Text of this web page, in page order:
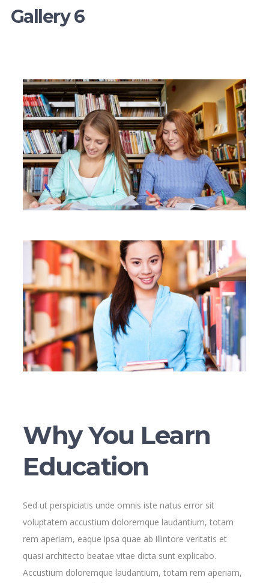
Gallery 6
Why You Learn
Education
Sed ut perspiciatis unde omnis iste natus error sit
voluptatem accustium doloremque laudantium, totam
rem aperiam, eaque ipsa quae ab illintore veritatis et
quasi architecto beatae vitae dicta sunt explicabo.
Accustium doloremque laudantium, totam rem aperiam,